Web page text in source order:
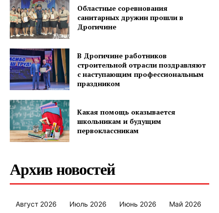
Областные соревнования
санитарных дружин прошли в
Дрогичине
В Дрогичине работников
строительной отрасли поздравляют
с наступающим профессиональным
праздником
Какая помощь оказывается
школьникам и будущим
первоклассникам
Архив новостей
Август 2026 Июль 2026 Июнь 2026 Май 2026